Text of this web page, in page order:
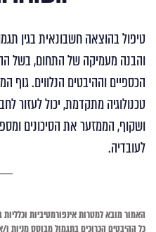
טיפול בהוצאה חשבונאית בגין
והבנה מעמיקה של התחום, בשל
הכספיים וההיבטים הנלווים.
טכנולוגיה מתקדמת, יכול לעזור
ושקוף, הממזער את הסיכונים
לעובדיה.
האמורמובאלמטרות אינפורמטיביות
כל ההיבטים הכרוכים בתגמול מבוסס מניות